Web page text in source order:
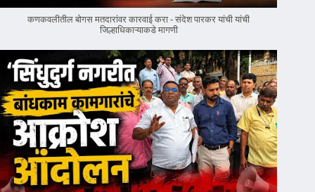
कणकवलीतील बोगस मतदारांवर‌ कारवाई करा - संदेश पारकर यांची यांची
जिल्हाधिकाऱ्याकडे मागणी